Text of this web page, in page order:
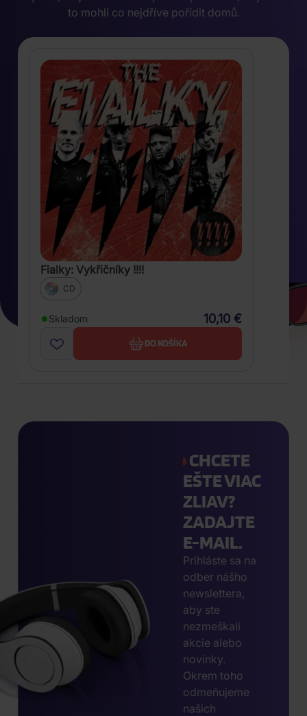
to mohli co nejdříve pořídit domů.
Fialky: Vykřičníky !!!!
CD
Skladom 10,10 €
DO KOŠÍKA
CHCETE
EŠTE VIAC
ZLIAV?
ZADAJTE
E-MAIL.
Prihláste sa na
odber nášho
newslettera,
aby ste
nezmeškali
akcie alebo
novinky.
Okrem toho
odmeňujeme
našich